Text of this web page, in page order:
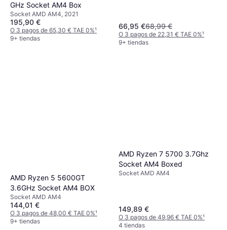
GHz Socket AM4 Box
Socket AMD AM4, 2021
195,90 €
O 3 pagos de 65,30 € TAE 0%¹
9+ tiendas
66,95 €68,99 €
O 3 pagos de 22,31 € TAE 0%¹
9+ tiendas
AMD Ryzen 5 5600GT
3.6GHz Socket AM4 BOX
Socket AMD AM4
144,01 €
O 3 pagos de 48,00 € TAE 0%¹
9+ tiendas
AMD Ryzen 7 5700 3.7Ghz
Socket AM4 Boxed
Socket AMD AM4
149,89 €
O 3 pagos de 49,96 € TAE 0%¹
4 tiendas